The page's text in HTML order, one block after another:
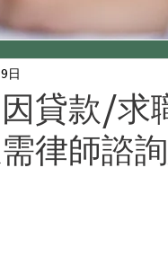
貸款/求
律師諮
日